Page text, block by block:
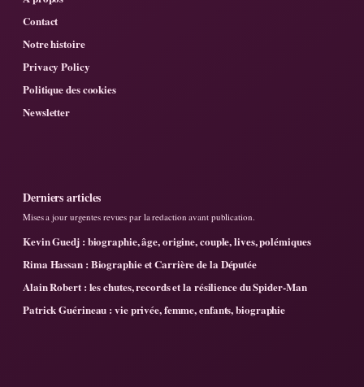
Contact
Notre histoire
Privacy Policy
Politique des cookies
Newsletter
Derniers articles
Mises a jour urgentes revues par la redaction avant publication.
Kevin Guedj : biographie, âge, origine, couple, lives, polémiques
Rima Hassan : Biographie et Carrière de la Députée
Alain Robert : les chutes, records et la résilience du Spider-Man
Patrick Guérineau : vie privée, femme, enfants, biographie